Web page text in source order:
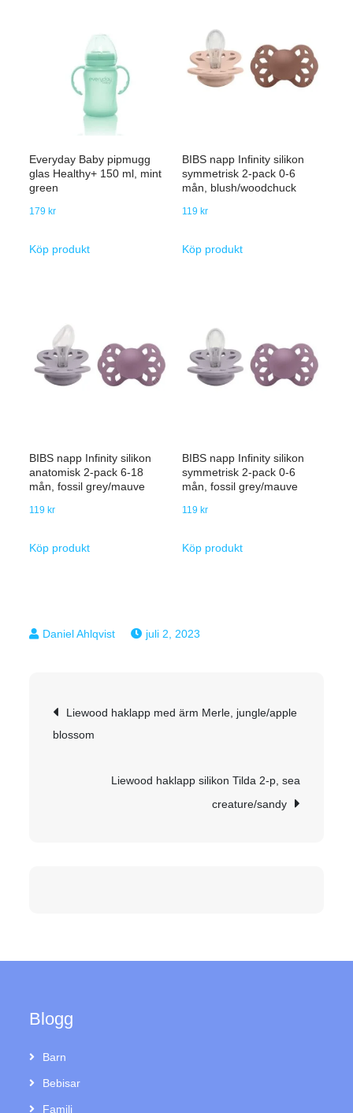
Everyday Baby pipmugg
glas Healthy+ 150 ml, mint
green
179 kr
Köp produkt
BIBS napp Infinity silikon
symmetrisk 2-pack 0-6
mån, blush/woodchuck
119 kr
Köp produkt
BIBS napp Infinity silikon
anatomisk 2-pack 6-18
mån, fossil grey/mauve
119 kr
Köp produkt
BIBS napp Infinity silikon
symmetrisk 2-pack 0-6
mån, fossil grey/mauve
119 kr
Köp produkt
juli 2, 2023
Inläggsnavigering
Liewood haklapp med ärm Merle, jungle/apple
blossom
Liewood haklapp silikon Tilda 2-p, sea
creature/sandy
Blogg
Barn
Bebisar
Familj